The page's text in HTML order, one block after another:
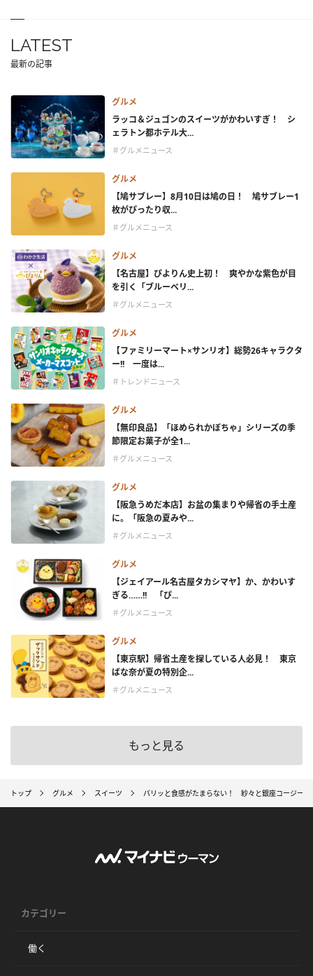
LATEST
最新の記事
グルメ
ラッコ＆ジュゴンのスイーツがかわいすぎ！ シ
ェラトン都ホテル大...
＃グルメニュース
グルメ
【鳩サブレー】8月10日は鳩の日！ 鳩サブレー1
枚がぴったり収...
＃グルメニュース
グルメ
【名古屋】ぴよりん史上初！ 爽やかな紫色が目
を引く「ブルーベリ...
＃グルメニュース
グルメ
【ファミリーマート×サンリオ】総勢26キャラクタ
ー!! 一度は...
＃トレンドニュース
グルメ
【無印良品】「ほめられかぼちゃ」シリーズの季
節限定お菓子が全1...
＃グルメニュース
グルメ
【阪急うめだ本店】お盆の集まりや帰省の手土産
に。「阪急の夏みや...
＃グルメニュース
グルメ
【ジェイアール名古屋タカシマヤ】か、かわいす
ぎる……!! 「ぴ...
＃グルメニュース
グルメ
【東京駅】帰省土産を探している人必見！ 東京
ばな奈が夏の特別企...
＃グルメニュース
もっと見る
トップ グルメ スイーツ パリッと食感がたまらない！ 紗々と銀座コージー
カテゴリー
働く